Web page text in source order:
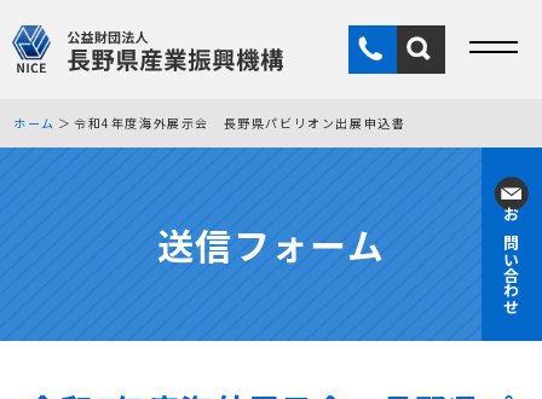
お問い合わせ
ホーム 令和4年度海外展示会 長野県パビリオン出展申込書
送信フォーム